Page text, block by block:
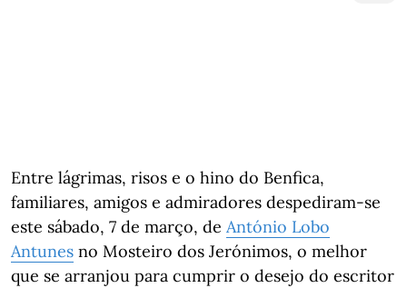
Entre lágrimas, risos e o hino do Benfica,
familiares, amigos e admiradores despediram-se
este sábado, 7 de março, de António Lobo
Antunes no Mosteiro dos Jerónimos, o melhor
que se arranjou para cumprir o desejo do escritor